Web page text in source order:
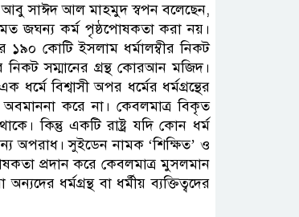
আবু সাঈদ আল মাহমুদ স্বপন বলেছেন,
মত জঘন্য কর্ম পৃষ্ঠপোষকতা করা নয়।
১৯০ কোটি ইসলাম ধর্মালম্বীর নিকট
নিকট সম্মানের গ্রন্থ কোরআন মজিদ।
ধর্মে বিশ্বাসী অপর ধর্মের ধর্মগ্রন্থের
অবমাননা করে না। কেবলমাত্র বিকৃত
কিন্তু একটি রাষ্ট্র যদি কোন ধর্ম
অপরাধ। সুইডেন নামক ‘শিক্ষিত’ ও
প্রদান করে কেবলমাত্র মুসলমান
ধর্মগ্রন্থ বা ধর্মীয় ব্যক্তিত্বদের